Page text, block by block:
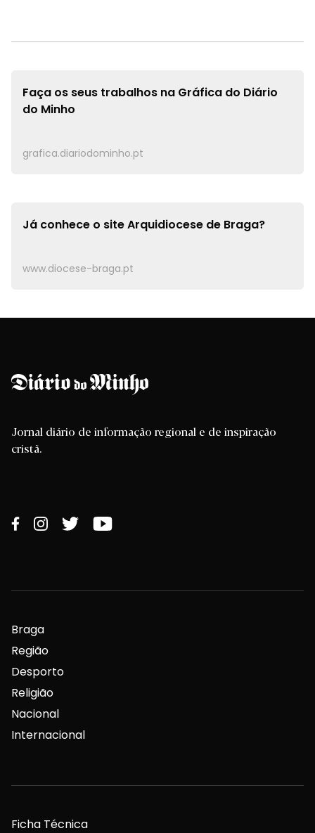
Faça os seus trabalhos na Gráfica do Diário
do Minho
grafica.diariodominho.pt
Já conhece o siteArquidiocese de Braga?
www.diocese-braga.pt
Jornal diário de informação regional e de inspiração
cristã.
Braga
Região
Desporto
Religião
Nacional
Internacional
Ficha Técnica